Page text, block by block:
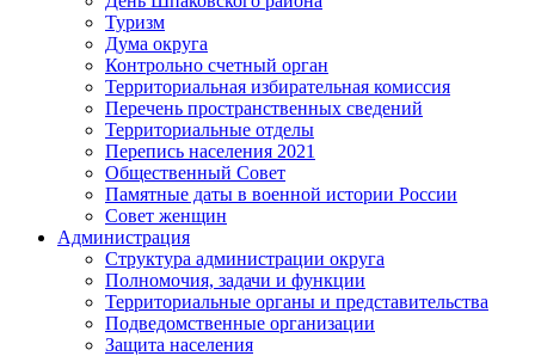
Туризм
Дума округа
Контрольно счетный орган
Территориальная избирательная комиссия
Перечень пространственных сведений
Территориальные отделы
Перепись населения 2021
Общественный Совет
Памятные даты в военной истории России
Совет женщин
Администрация
Структура администрации округа
Полномочия, задачи и функции
Территориальные органы и представительства
Подведомственные организации
Защита населения